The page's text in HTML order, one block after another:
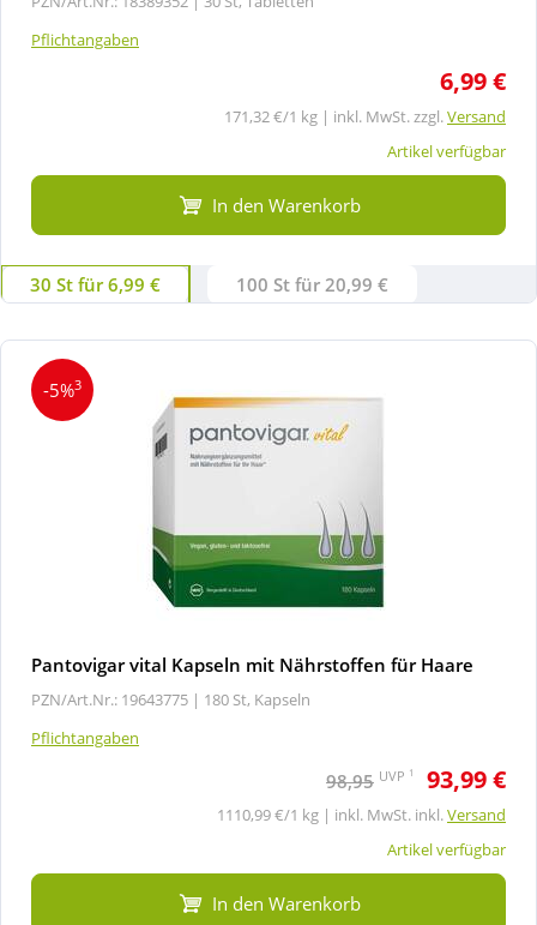
Pflichtangaben
6,99 €
171,32 €/1 kg | inkl. MwSt. zzgl.Versand
Artikel verfügbar
In den Warenkorb
30 St für 6,99 € 100 St für 20,99 €
-5%3
Pantovigar vital Kapseln mit Nährstoffen für Haare
PZN/Art.Nr.: 19643775 | 180 St, Kapseln
Pflichtangaben
98,95 UVP 1 93,99 €
1110,99 €/1 kg | inkl. MwSt. inkl.Versand
Artikel verfügbar
In den Warenkorb